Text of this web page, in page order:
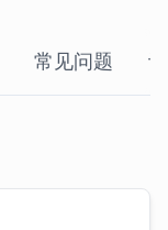
常见问题